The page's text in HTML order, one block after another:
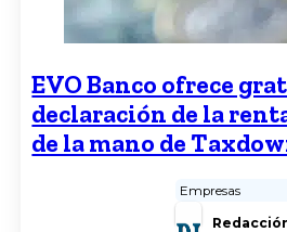
EVO Banco ofrece
declaración de la
de la mano de
Empresas